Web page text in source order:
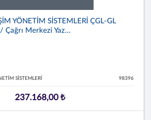
YÖNETİM SİSTEMLERİ ÇGL-GL
Çağrı Merkezi Yaz...
SİSTEMLERİ 98396
237.168,00 ₺